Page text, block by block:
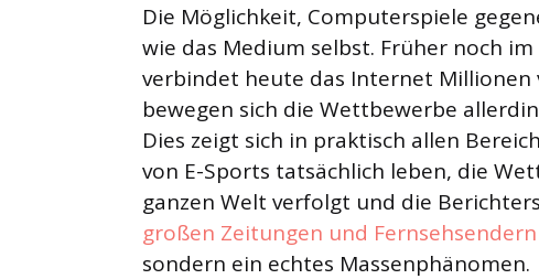
Die Möglichkeit, Computerspiele
wie das Medium selbst. Früher noch
verbindet heute das Internet Millionen
bewegen sich die Wettbewerbe
Dies zeigt sich in praktisch allen
von E-Sports tatsächlich leben, die
ganzen Welt verfolgt und die
großen Zeitungen und Fernsehsendern
sondern ein echtes Massenphänomen.